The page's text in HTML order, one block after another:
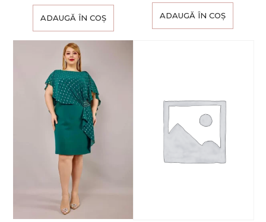
ADAUGĂ ÎN COȘ ADAUGĂ ÎN COȘ